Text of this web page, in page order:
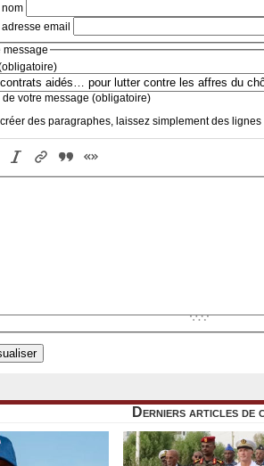
nom
adresse email
message
de votre message (obligatoire)
des paragraphes, laissez simplement des lignes
Derniers articles de